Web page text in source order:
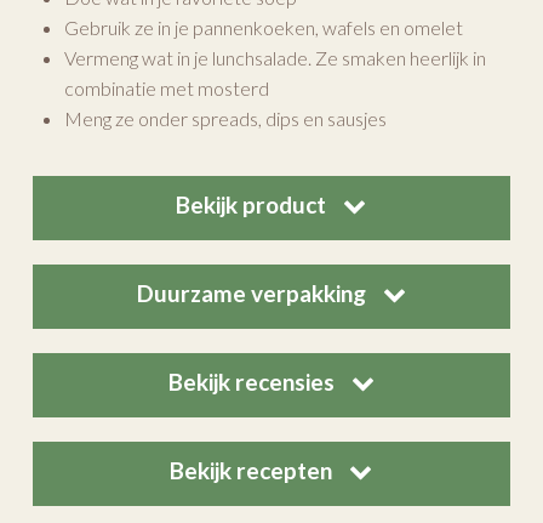
Gebruik ze in je pannenkoeken, wafels en omelet
Vermeng wat in je lunchsalade. Ze smaken heerlijk in
combinatie met mosterd
Meng ze onder spreads, dips en sausjes
Bekijk product
Duurzame verpakking
Bekijk recensies
Bekijk recepten